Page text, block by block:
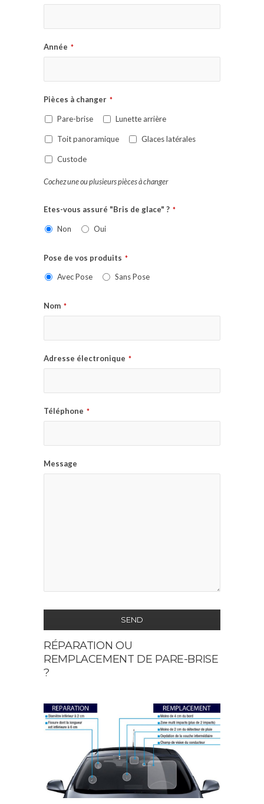
Année *
Pièces à changer *
Pare-brise Lunette arrière
Toit panoramique Glaces latérales
Custode
Cochez une ou plusieurs pièces à changer
Etes-vous assuré "Bris de glace" ? *
Non Oui
Pose de vos produits *
Avec Pose Sans Pose
Nom *
Adresse électronique *
Téléphone *
Message
SEND
This
field
should
left
blank
RÉPARATION OU
REMPLACEMENT DE PARE-BRISE
?